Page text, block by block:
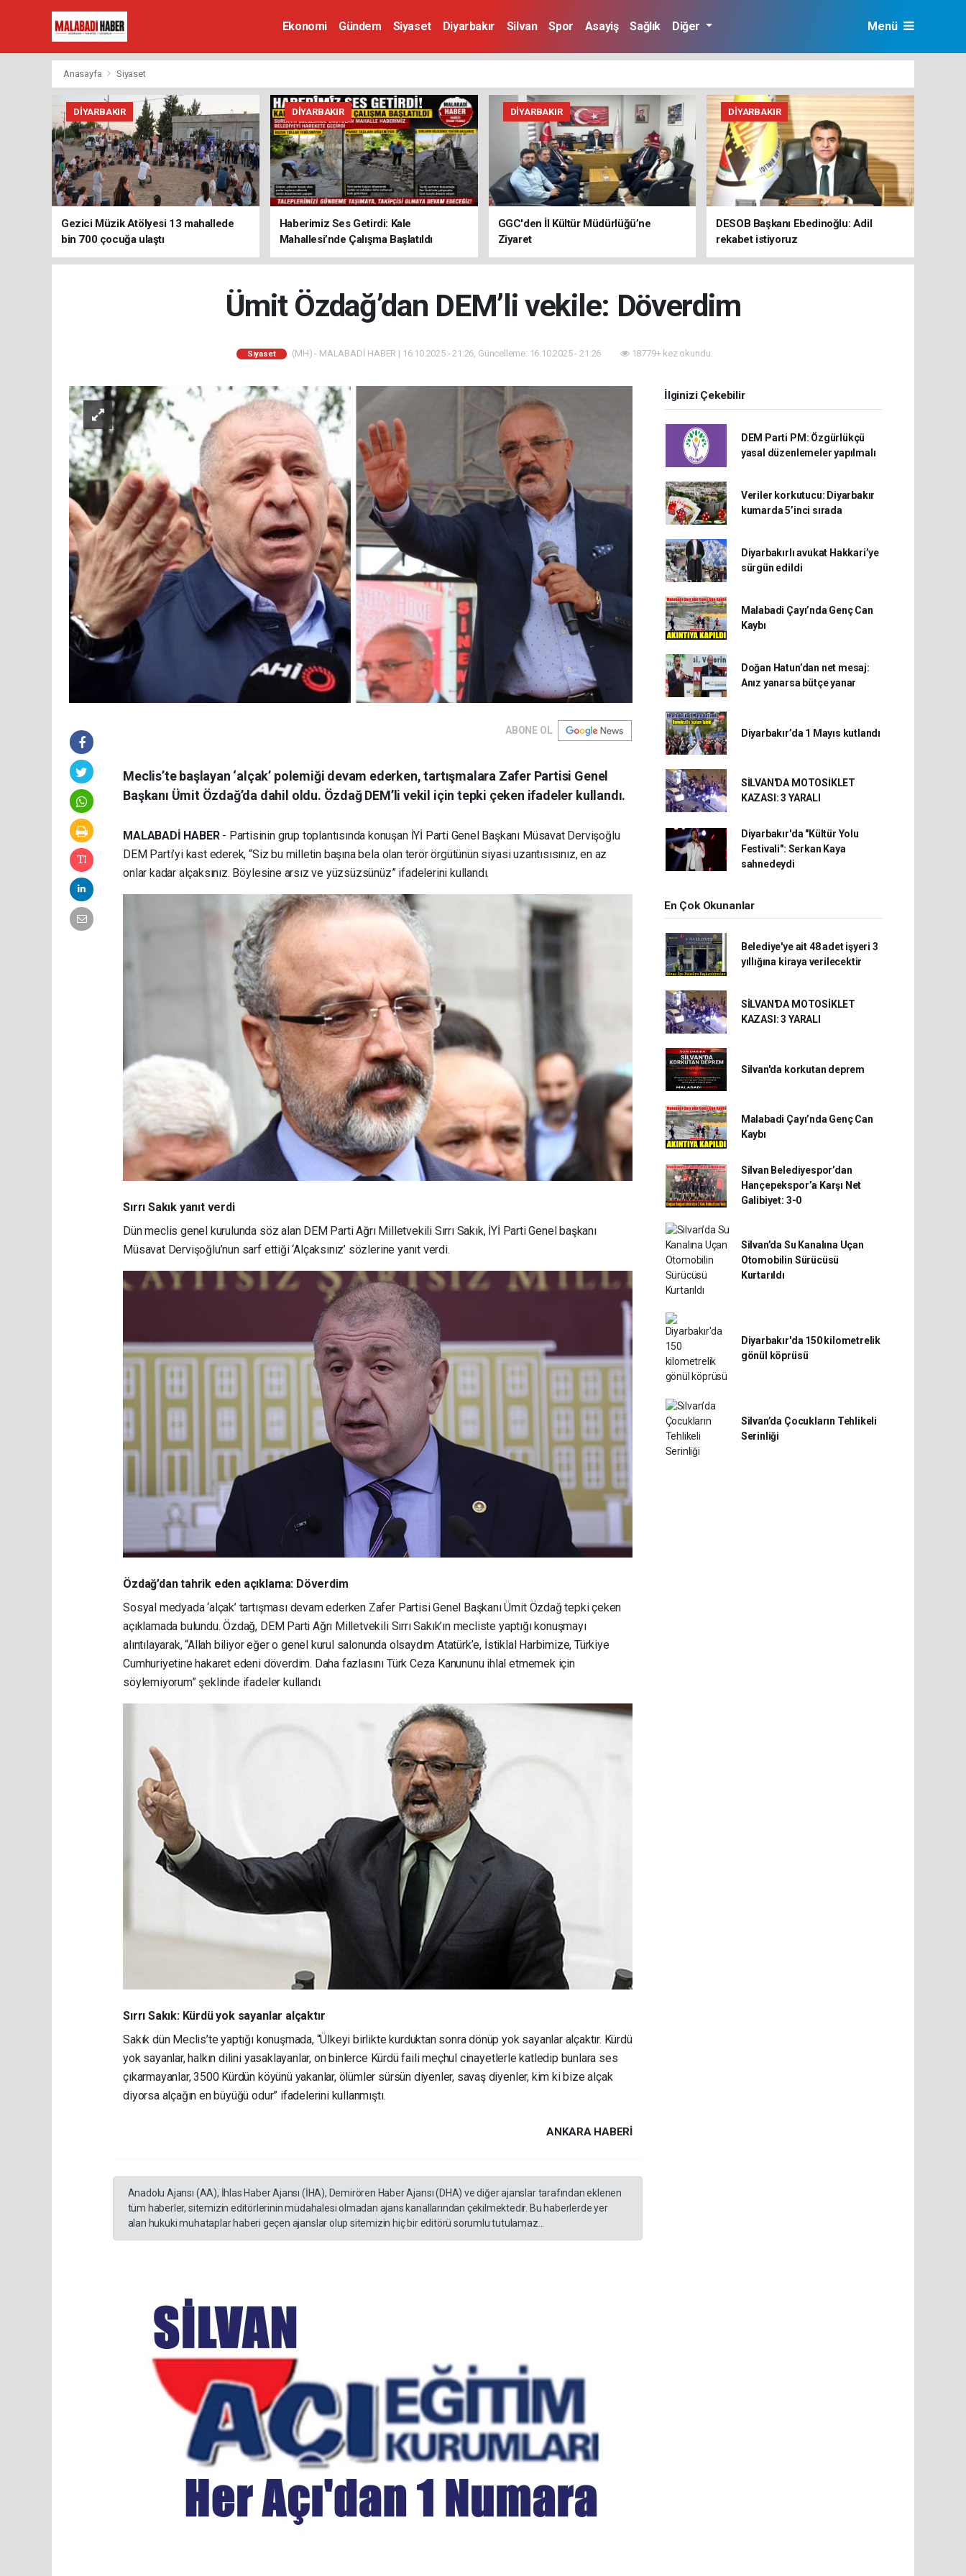
Ekonomi Gündem Siyaset Diyarbakır Silvan Spor Asayiş Sağlık Diğer Menü
Anasayfa Siyaset
DIYARBAKIR
Gezici Müzik Atölyesi 13 mahallede
bin 700 çocuğa ulaştı
DIYARBAKIR
Haberimiz Ses Getirdi: Kale
Mahallesi’nde Çalışma Başlatıldı
DIYARBAKIR
GGC'den İl Kültür Müdürlüğü’ne
Ziyaret
DIYARBAKIR
DESOB Başkanı Ebedinoğlu: Adil
rekabet istiyoruz
Ümit Özdağ’dan DEM’li vekile: Döverdim
Siyaset (MH) - MALABADİ HABER | 16.10.2025 - 21:26, Güncelleme: 16.10.2025 - 21:26 18779+ kez okundu.
ABONE OL
Meclis’te başlayan ‘alçak’ polemiği devam ederken, tartışmalara Zafer Partisi Genel
Başkanı Ümit Özdağ’da dahil oldu. Özdağ DEM’li vekil için tepki çeken ifadeler kullandı.
MALABADİ HABER- Partisinin grup toplantısında konuşan İYİ Parti Genel Başkanı Müsavat Dervişoğlu
DEM Parti’yi kast ederek, “Siz bu milletin başına bela olan terör örgütünün siyasi uzantısısınız, en az
onlar kadar alçaksınız. Böylesine arsız ve yüzsüzsünüz” ifadelerini kullandı.
Sırrı Sakık yanıt verdi
Dün meclis genel kurulunda söz alan DEM Parti Ağrı Milletvekili Sırrı Sakık, İYİ Parti Genel başkanı
Müsavat Dervişoğlu’nun sarf ettiği ‘Alçaksınız’ sözlerine yanıt verdi.
Özdağ’dan tahrik eden açıklama: Döverdim
Sosyal medyada ‘alçak’ tartışması devam ederken Zafer Partisi Genel Başkanı Ümit Özdağ tepki çeken
açıklamada bulundu. Özdağ, DEM Parti Ağrı Milletvekili Sırrı Sakık’ın mecliste yaptığı konuşmayı
alıntılayarak, “Allah biliyor eğer o genel kurul salonunda olsaydım Atatürk’e, İstiklal Harbimize, Türkiye
Cumhuriyetine hakaret edeni döverdim. Daha fazlasını Türk Ceza Kanununu ihlal etmemek için
söylemiyorum” şeklinde ifadeler kullandı.
Sırrı Sakık: Kürdü yok sayanlar alçaktır
Sakık dün Meclis’te yaptığı konuşmada, “Ülkeyi birlikte kurduktan sonra dönüp yok sayanlar alçaktır. Kürdü
yok sayanlar, halkın dilini yasaklayanlar, on binlerce Kürdü faili meçhul cinayetlerle katledip bunlara ses
çıkarmayanlar, 3500 Kürdün köyünü yakanlar, ölümler sürsün diyenler, savaş diyenler, kim ki bize alçak
diyorsa alçağın en büyüğü odur” ifadelerini kullanmıştı.
ANKARA HABERİ
Anadolu Ajansı (AA), İhlas Haber Ajansı (İHA), Demirören Haber Ajansı (DHA) ve diğer ajanslar tarafından eklenen
tüm haberler, sitemizin editörlerinin müdahalesi olmadan ajans kanallarından çekilmektedir. Bu haberlerde yer
alan hukuki muhataplar haberi geçen ajanslar olup sitemizin hiç bir editörü sorumlu tutulamaz...
İlginizi Çekebilir
DEM Parti PM: Özgürlükçü
yasal düzenlemeler yapılmalı
Veriler korkutucu: Diyarbakır
kumarda 5’inci sırada
Diyarbakırlı avukat Hakkari’ye
sürgün edildi
Malabadi Çayı’nda Genç Can
Kaybı
Doğan Hatun’dan net mesaj:
Anız yanarsa bütçe yanar
Diyarbakır’da 1 Mayıs kutlandı
SİLVAN'DA MOTOSİKLET
KAZASI: 3 YARALI
Diyarbakır'da "Kültür Yolu
Festivali": Serkan Kaya
sahnedeydi
En Çok Okunanlar
Belediye'ye ait 48 adet işyeri 3
yıllığına kiraya verilecektir
SİLVAN'DA MOTOSİKLET
KAZASI: 3 YARALI
Silvan'da korkutan deprem
Malabadi Çayı’nda Genç Can
Kaybı
Silvan Belediyespor’dan
Hançepekspor’a Karşı Net
Galibiyet: 3-0
Silvan’da Su Kanalına Uçan
Otomobilin Sürücüsü
Kurtarıldı
Diyarbakır'da 150 kilometrelik
gönül köprüsü
Silvan’da Çocukların Tehlikeli
Serinliği